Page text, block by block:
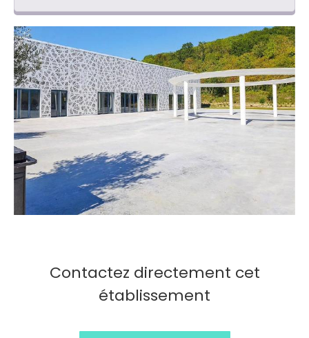
Contactez directement cet
établissement